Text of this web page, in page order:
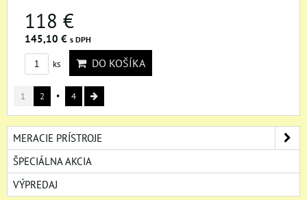
118 €
145,10 € s DPH
ks DO KOŠÍKA
1 2 4
MERACIE PRÍSTROJE
ŠPECIÁLNA AKCIA
VÝPREDAJ